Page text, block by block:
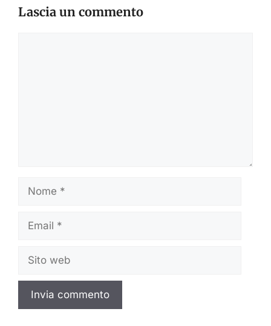
Lascia un commento
web